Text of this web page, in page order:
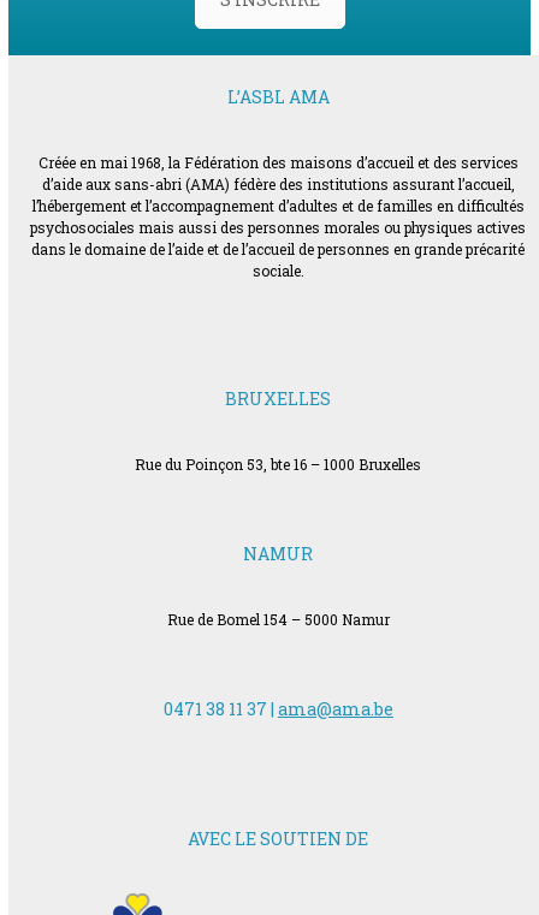
L’ASBL AMA
Créée en mai 1968, la Fédération des maisons d’accueil et des services
d’aide aux sans-abri (AMA) fédère des institutions assurant l’accueil,
l’hébergement et l’accompagnement d’adultes et de familles en difficultés
psychosociales mais aussi des personnes morales ou physiques actives
dans le domaine de l’aide et de l’accueil de personnes en grande précarité
sociale.
BRUXELLES
Rue du Poinçon 53, bte 16 – 1000 Bruxelles
NAMUR
Rue de Bomel 154 – 5000 Namur
0471 38 11 37 | ama@ama.be
AVEC LE SOUTIEN DE